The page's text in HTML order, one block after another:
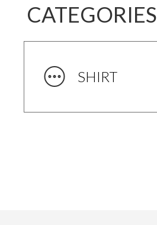
CATEGORIES
SHIRT